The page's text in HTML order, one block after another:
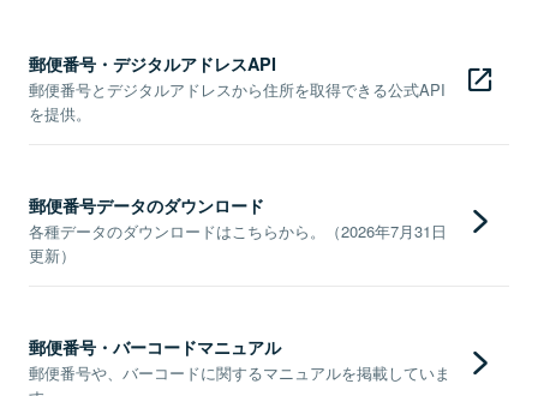
郵便番号・デジタルアドレスAPI
郵便番号とデジタルアドレスから住所を取得できる公式API
を提供。
郵便番号データのダウンロード
各種データのダウンロードはこちらから。（2026年7月31日
更新）
郵便番号・バーコードマニュアル
郵便番号や、バーコードに関するマニュアルを掲載していま